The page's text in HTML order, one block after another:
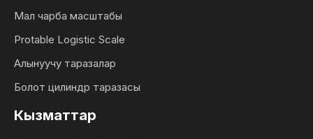
Мал чарба масштабы
Protable Logistic Scale
Алынуучу таразалар
Болот цилиндр таразасы
Кызматтар